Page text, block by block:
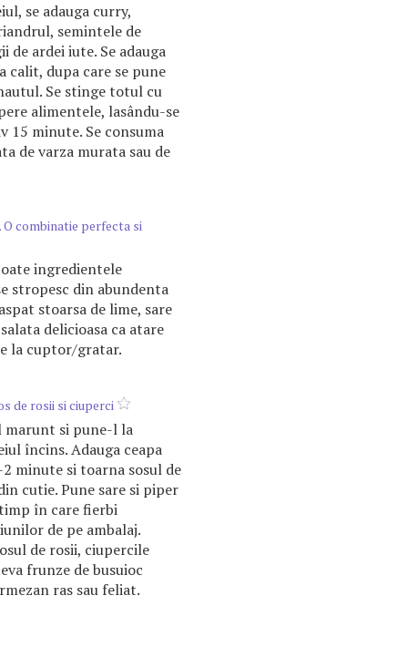
se adauga curry,
semintele de
de ardei iute. Se adauga
calit, dupa care se pune
Se stinge totul cu
alimentele, lasându-se
15 minute. Se consuma
de varza murata sau de
O combinatie perfecta si
ingredientele
stropesc din abundenta
stoarsa de lime, sare
delicioasa ca atare
la cuptor/gratar.
de rosii si ciuperci
marunt si pune-l la
încins. Adauga ceapa
minute si toarna sosul de
cutie. Pune sare si piper
în care fierbi
de pe ambalaj.
de rosii, ciupercile
frunze de busuioc
ras sau feliat.